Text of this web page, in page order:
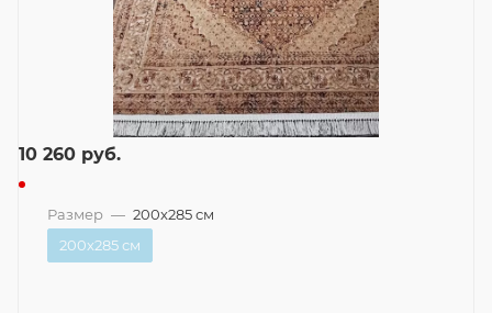
10 260 руб.
Размер — 200x285 см
200x285 см